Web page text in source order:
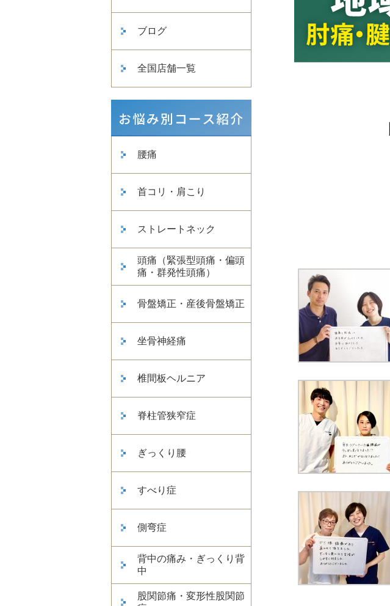
ブログ
全国店舗一覧
腰痛
首コリ・肩こり
ストレートネック
頭痛（緊張型頭痛・偏頭
痛・群発性頭痛）
骨盤矯正・産後骨盤矯正
坐骨神経痛
椎間板ヘルニア
脊柱管狭窄症
ぎっくり腰
すべり症
側弯症
背中の痛み・ぎっくり背
中
股関節痛・変形性股関節